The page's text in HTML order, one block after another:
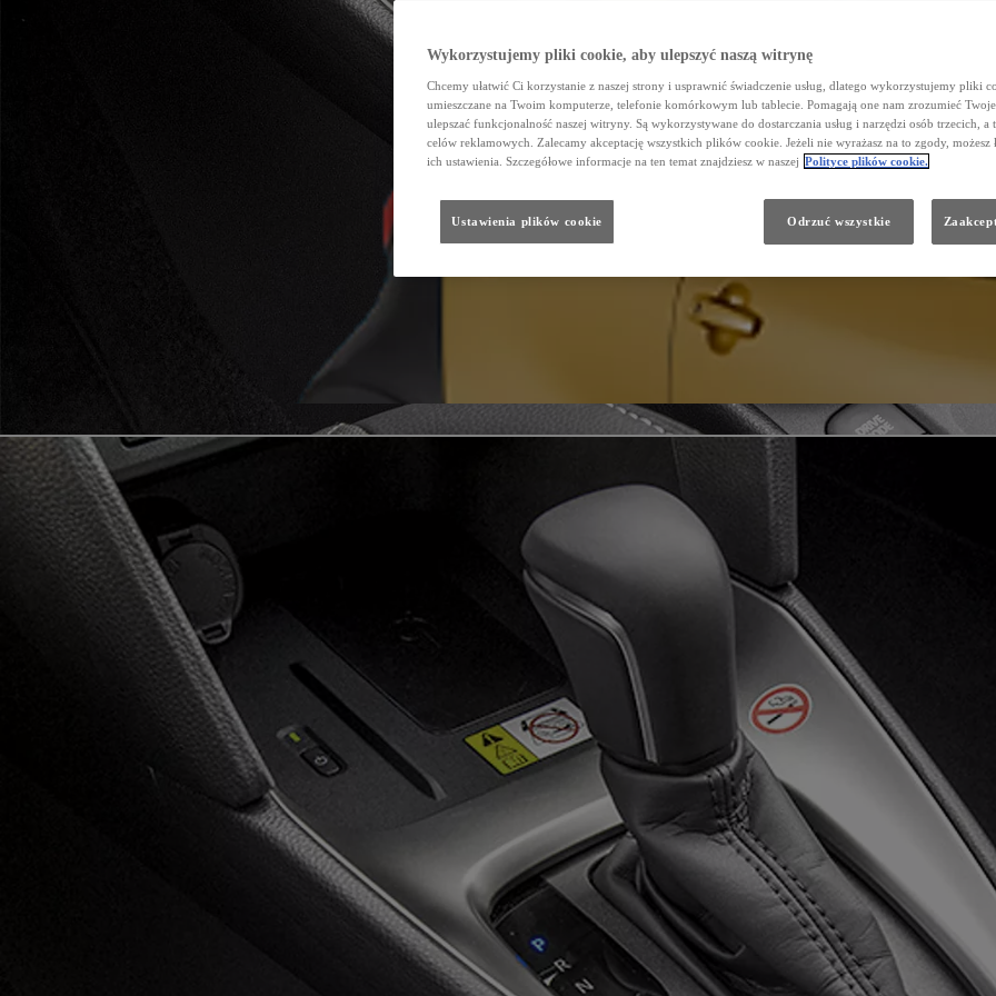
Wykorzystujemy pliki cookie, aby ulepszyć naszą witrynę
Chcemy ułatwić Ci korzystanie z naszej strony i usprawnić świadczenie usług, dlatego wykorzystujemy pliki
umieszczane na Twoim komputerze, telefonie komórkowym lub tablecie. Pomagają one nam zrozumieć
ulepszać funkcjonalność naszej witryny. Są wykorzystywane do dostarczania usług i narzędzi osób trzecich, a
celów reklamowych. Zalecamy akceptację wszystkich plików cookie. Jeżeli nie wyrażasz na to zgody, możesz
ich ustawienia. Szczegółowe informacje na ten temat znajdziesz w naszej Polityce plików cookie.
Ustawienia plików cookie Odrzuć wszystkie